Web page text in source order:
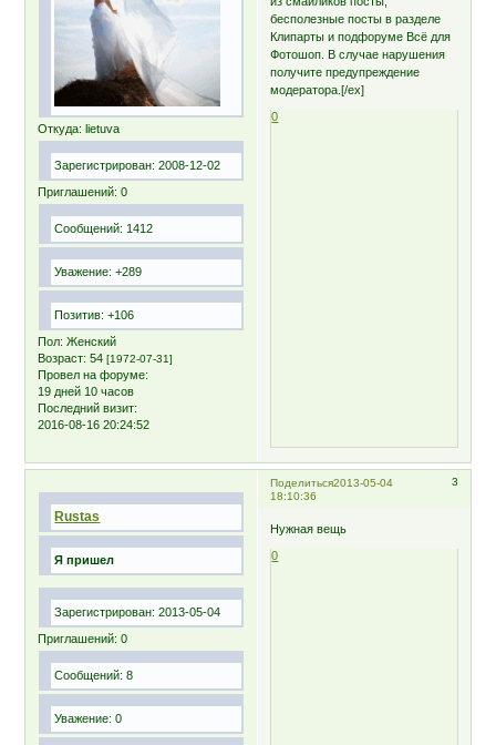
Откуда: lietuva
Зарегистрирован: 2008-12-02
Приглашений: 0
Сообщений: 1412
Уважение: +289
Позитив: +106
Пол: Женский
Возраст: 54[1972-07-31]
Провел на форуме:
19 дней 10 часов
Последний визит:
2016-08-16 20:24:52
бесполезные посты в разделе
Клипарты и подфоруме Всё для
Фотошоп. В случае нарушения
получите предупреждение
модератора.[/ex]
0
Поделиться 3
2013-05-04
18:10:36
Rustas
Я пришел
Зарегистрирован: 2013-05-04
Приглашений: 0
Сообщений: 8
Уважение: 0
Нужная вещь
0